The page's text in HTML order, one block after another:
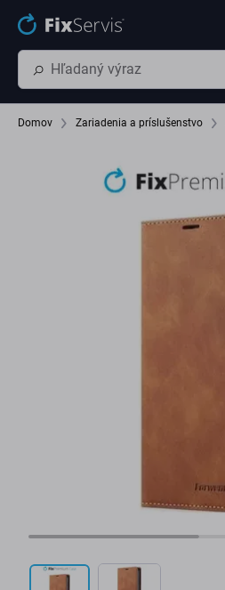
Preskočiť na hlavný obsah
Domov Zariadenia a príslušenstvo